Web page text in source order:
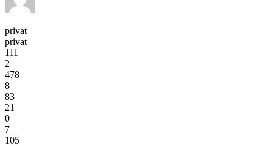
privat
privat
111
2
478
8
83
21
0
7
105